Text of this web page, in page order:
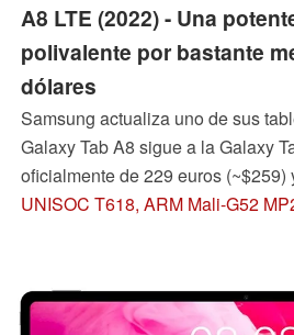
A8 LTE (2022) - Una
polivalente por bastante
dólares
Samsung actualiza uno de sus
Galaxy Tab A8 sigue a la Galaxy
oficialmente de 229 euros (~$259)
amplia lista de equipamiento
UNISOC T618, ARM Mali-G52